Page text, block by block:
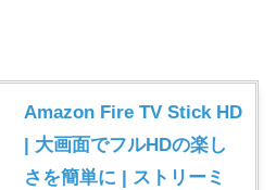
Amazon Fire TV Stick HD
| 大画面でフルHDの楽し
さを簡単に | ストリーミ